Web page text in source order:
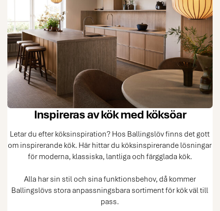
Inspireras av kök med köksöar
Letar du efter köksinspiration? Hos Ballingslöv finns det gott
om inspirerande kök. Här hittar du köksinspirerande lösningar
för moderna, klassiska, lantliga och färgglada kök.
Alla har sin stil och sina funktionsbehov, då kommer
Ballingslövs stora anpassningsbara sortiment för kök väl till
pass.